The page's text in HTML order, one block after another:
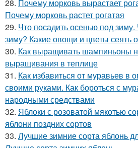
28. Почему морковь вырастает
Почему морковь растет рогатая
29. Что посадить осенью под зиму.
зиму? Какие овощи и цветы сеять
30. Как выращивать шампиньоны
выращивания в теплице
31. Как избавиться от муравьев в
своими руками. Как бороться с
народными средствами
32. Яблоки с розоватой мякотью
яблони поздних сортов
33. Лучшие зимние сорта яблонь